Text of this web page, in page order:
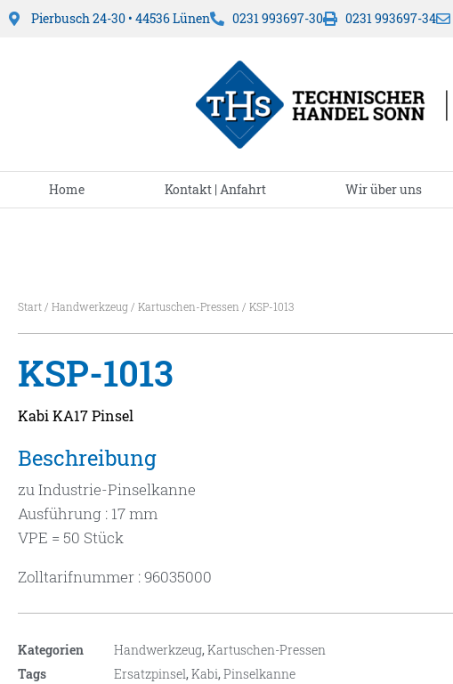
Pierbusch 24-30 • 44536 Lünen 0231 993697-30 0231 993697-34
Home Kontakt | Anfahrt Wir über uns
Start / Handwerkzeug / Kartuschen-Pressen / KSP-1013
KSP-1013
Kabi KA17 Pinsel
Beschreibung
zu Industrie-Pinselkanne
Ausführung : 17 mm
VPE = 50 Stück
Zolltarifnummer : 96035000
Kategorien Handwerkzeug,Kartuschen-Pressen
Tags
Ersatzpinsel,Kabi,Pinselkanne